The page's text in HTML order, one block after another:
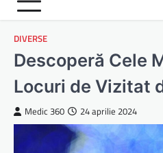
DIVERSE
Descoperă Cele
Locuri de Vizitat
Medic 360 24 aprilie 2024